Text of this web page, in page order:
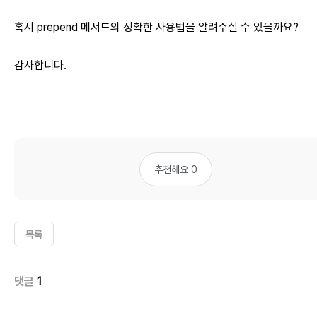
혹시 prepend 메서드의 정확한 사용법을 알려주실 수 있을까요?
감사합니다.
추천해요 0
목록
댓글 1